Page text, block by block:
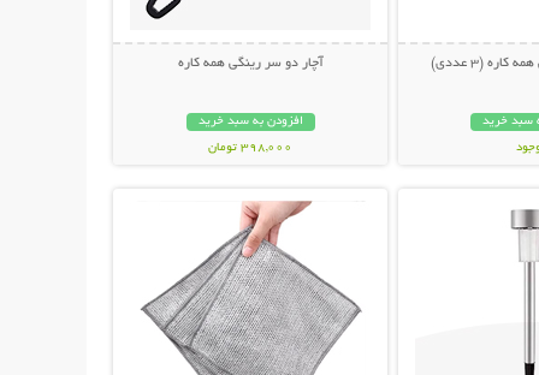
(3 عددی)
سبد خرید
آچار دو سر رینگی همه کاره
افزودن به سبد خرید
398,000 تومان